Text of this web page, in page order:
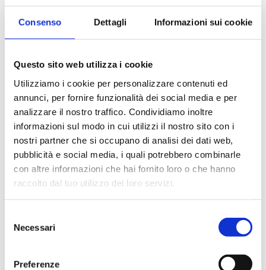
Consenso Dettagli Informazioni sui cookie
Questo sito web utilizza i cookie
Utilizziamo i cookie per personalizzare contenuti ed
annunci, per fornire funzionalità dei social media e per
analizzare il nostro traffico. Condividiamo inoltre
informazioni sul modo in cui utilizzi il nostro sito con i
nostri partner che si occupano di analisi dei dati web,
pubblicità e social media, i quali potrebbero combinarle
con altre informazioni che hai fornito loro o che hanno
raccolto dal tuo utilizzo dei loro servizi.
delNecessari
Preferenze
condizioni di qualità controllata per assicurare
stabilità, consistenza, durata, qualità, superficie
ripetibilità.
Range di temperatura: -80°C ÷ +100°C
Resistono fino a 20000 g
RICHIEDI UN PREVENTIVO
Alimentare